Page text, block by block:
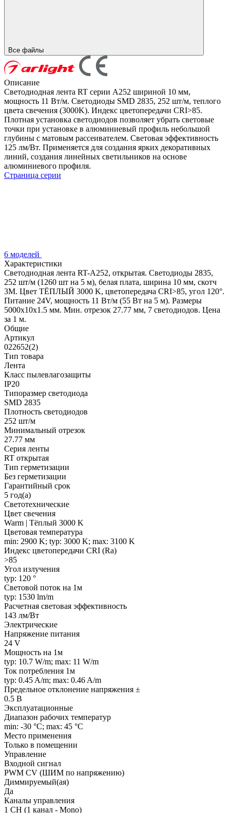
Все файлы
Описание
Светодиодная лента RT серии A252 шириной 10 мм,
мощность 11 Вт/м. Светодиоды SMD 2835, 252 шт/м, теплого
цвета свечения (3000K). Индекс цветопередачи CRI>85.
Плотная установка светодиодов позволяет убрать световые
точки при установке в алюминиевый профиль небольшой
глубины с матовым рассеивателем. Световая эффективность
125 лм/Вт. Применяется для создания ярких декоративных
линий, создания линейных светильников на основе
алюминиевого профиля.
Страница серии
6 моделей
Характеристики
Светодиодная лента RT-A252, открытая. Светодиоды 2835,
252 шт/м (1260 шт на 5 м), белая плата, ширина 10 мм, скотч
3M. Цвет ТЁПЛЫЙ 3000 K, цветопередача CRI>85, угол 120°.
Питание 24V, мощность 11 Вт/м (55 Вт на 5 м). Размеры
5000x10x1.5 мм. Мин. отрезок 27.77 мм, 7 светодиодов. Цена
за 1 м.
Общие
Артикул
022652(2)
Тип товара
Лента
Класс пылевлагозащиты
IP20
Типоразмер светодиода
SMD 2835
Плотность светодиодов
252 шт/м
Минимальный отрезок
27.77 мм
Серия ленты
RT открытая
Тип герметизации
Без герметизации
Гарантийный срок
5 год(а)
Светотехнические
Цвет свечения
Warm | Тёплый 3000 K
Цветовая температура
min: 2900 K; typ: 3000 K; max: 3100 K
Индекс цветопередачи CRI (Ra)
>85
Угол излучения
typ: 120 °
Световой поток на 1м
typ: 1530 lm/m
Расчетная световая эффективность
143 лм/Вт
Электрические
Напряжение питания
24 V
Мощность на 1м
typ: 10.7 W/m; max: 11 W/m
Ток потребления 1м
typ: 0.45 A/m; max: 0.46 A/m
Предельное отклонение напряжения ±
0.5 В
Эксплуатационные
Диапазон рабочих температур
min: -30 °C; max: 45 °C
Место применения
Только в помещении
Управление
Входной сигнал
PWM СV (ШИМ по напряжению)
Диммируемый(ая)
Да
Каналы управления
1 CH (1 канал - Mono)